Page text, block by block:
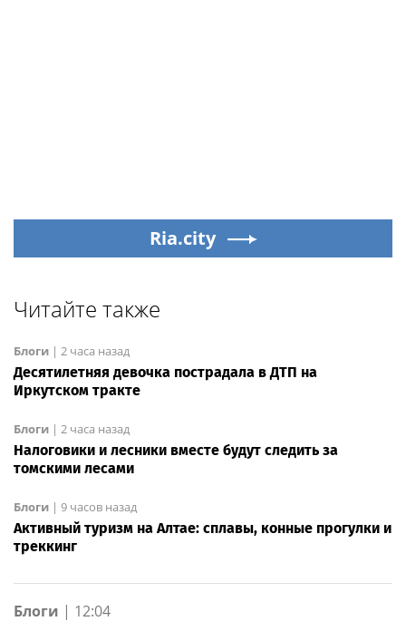
Ria.city
Читайте также
Блоги | 2 часа назад
Десятилетняя девочка пострадала в ДТП на
Иркутском тракте
Блоги | 2 часа назад
Налоговики и лесники вместе будут следить за
томскими лесами
Блоги | 9 часов назад
Активный туризм на Алтае: сплавы, конные прогулки и
треккинг
Блоги | 12:04